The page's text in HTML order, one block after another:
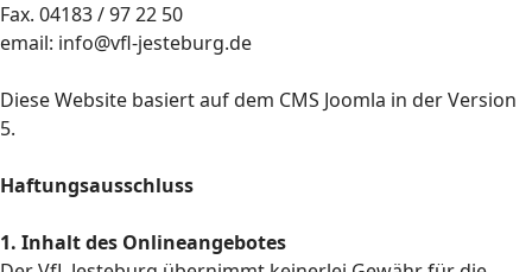
Fax. 04183 / 97 22 50
email: info@vfl-jesteburg.de
Diese Website basiert auf dem CMS Joomla in der Version
5.
Haftungsausschluss
1. Inhalt des Onlineangebotes